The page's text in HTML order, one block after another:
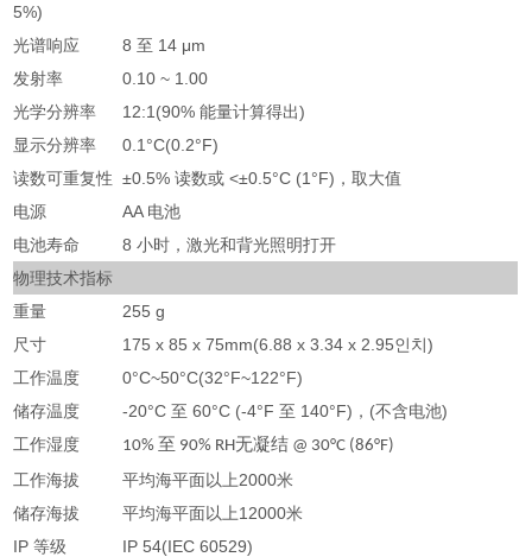
5%)
光谱响应
8 至 14 μm
发射率
0.10 ~ 1.00
光学分辨率
12:1(90% 能量计算得出)
显示分辨率
0.1°C(0.2°F)
读数可重复性 ±0.5% 读数或 <±0.5°C (1°F)，取大值
电源
AA 电池
电池寿命
8 小时，激光和背光照明打开
物理技术指标
重量
255 g
尺寸
175 x 85 x 75mm(6.88 x 3.34 x 2.95인치)
工作温度
0°C~50°C(32°F~122°F)
储存温度
-20°C 至 60°C (-4°F 至 140°F)，(不含电池)
工作湿度
10% 至 90% RH无凝结 @ 30°C (86°F)
工作海拔
平均海平面以上2000米
储存海拔
平均海平面以上12000米
IP 等级
IP 54(IEC 60529)